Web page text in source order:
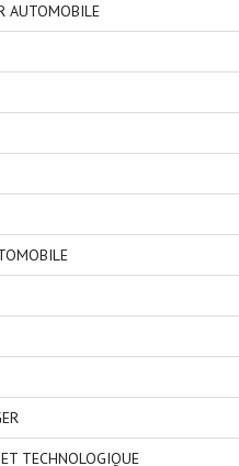
AUTOMOBILE
TECHNOLOGIQUE